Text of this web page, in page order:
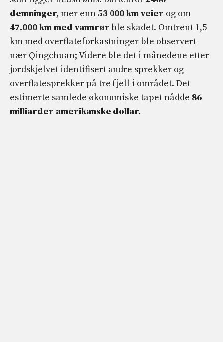
demninger, mer enn53 000 km veier og om
47.000 km med vannrør ble skadet. Omtrent 1,5
km med overflateforkastninger ble observert
nær Qingchuan; Videre ble det i månedene etter
jordskjelvet identifisert andre sprekker og
overflatesprekker på tre fjell i området. Det
estimerte samlede økonomiske tapet nådde 86
milliarder amerikanske dollar.